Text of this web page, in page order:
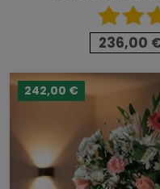
236,00
242,00 €